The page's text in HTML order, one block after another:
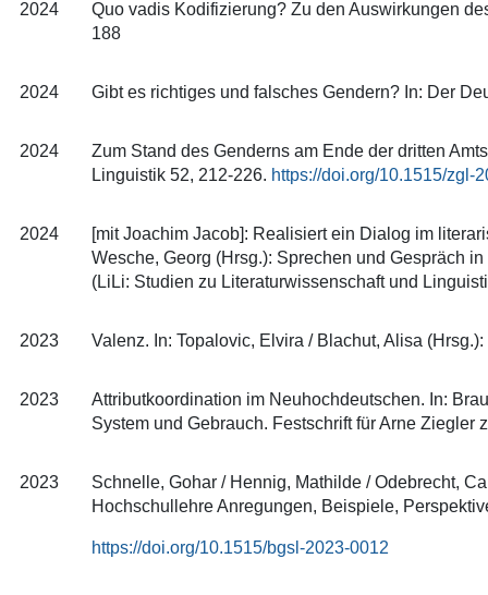
2024
Quo vadis Kodifizierung? Zu den Auswirkungen
188
2024 Gibt es richtiges und falsches Gendern? In: Der
2024
Zum Stand des Genderns am Ende der dritten
Linguistik 52, 212-226. https://doi.org/10.1515/zgl-
2024
[mit Joachim Jacob]: Realisiert ein Dialog im
Wesche, Georg (Hrsg.): Sprechen und Gespräch
(LiLi: Studien zu Literaturwissenschaft und
2023 Valenz. In: Topalovic, Elvira / Blachut, Alisa
2023
Attributkoordination im Neuhochdeutschen. In:
System und Gebrauch. Festschrift für Arne
2023
Schnelle, Gohar / Hennig, Mathilde / Odebrecht,
Hochschullehre Anregungen, Beispiele,
https://doi.org/10.1515/bgsl-2023-0012